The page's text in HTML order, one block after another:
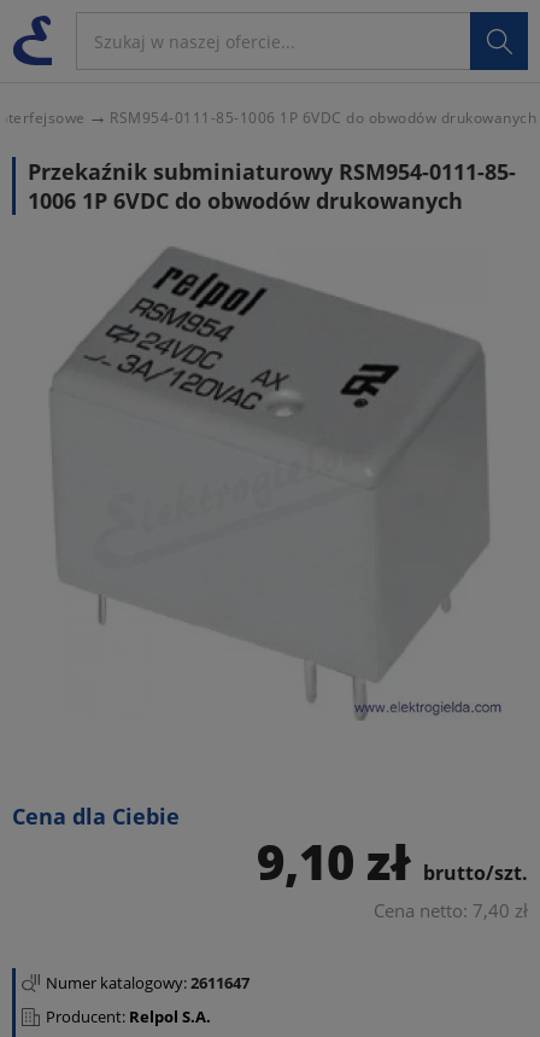

RSM954-0111-85-1006 1P 6VDC do obwodów drukowanych
Przekaźnik subminiaturowy RSM954-0111-85-
1006 1P 6VDC do obwodów drukowanych
Cena dla Ciebie
9,10 zł brutto/szt.
Cena netto: 7,40 zł
Numer katalogowy:2611647
Producent: Relpol S.A.